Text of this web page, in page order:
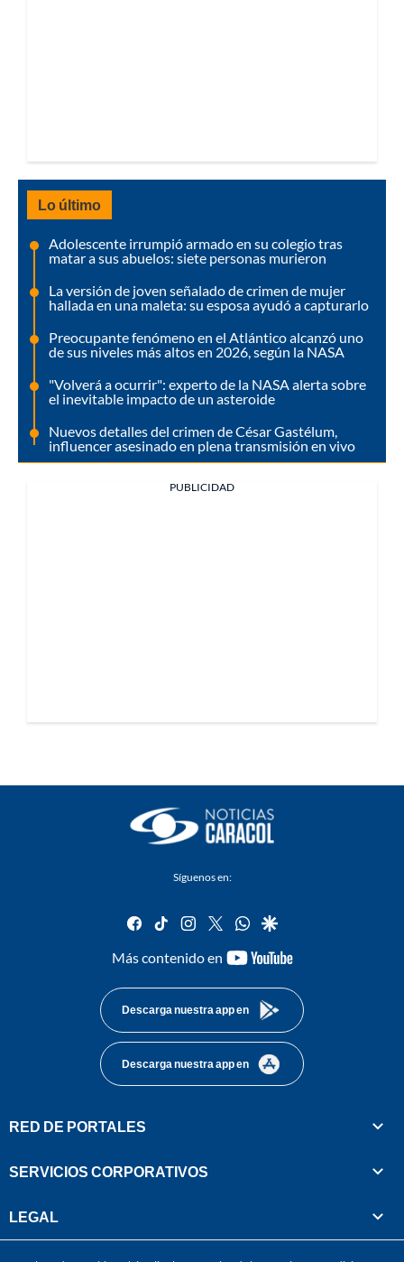
Lo último
Adolescente irrumpió armado en su colegio tras
matar a sus abuelos: siete personas murieron
La versión de joven señalado de crimen de mujer
hallada en una maleta: su esposa ayudó a capturarlo
Preocupante fenómeno en el Atlántico alcanzó uno
de sus niveles más altos en 2026, según la NASA
"Volverá a ocurrir": experto de la NASA alerta sobre
el inevitable impacto de un asteroide
Nuevos detalles del crimen de César Gastélum,
influencer asesinado en plena transmisión en vivo
PUBLICIDAD
Síguenos en:
facebook
tiktok instagram
twitterwhatsapp
google
Más contenido en
youtube-
Descarga nuestra app en
Descarga nuestra app en
RED DE PORTALES
SERVICIOS CORPORATIVOS
LEGAL